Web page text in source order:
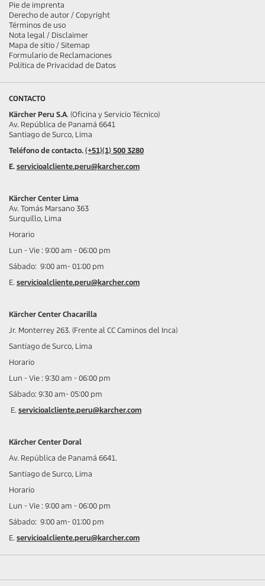
Pie de imprenta
Derecho de autor / Copyright
Términos de uso
Nota legal / Disclaimer
Mapa de sitio / Sitemap
Formulario de Reclamaciones
Política de Privacidad de Datos
CONTACTO
Kärcher Peru S.A. (Oficina y Servicio Técnico)
Av. República de Panamá 6641
Santiago de Surco, Lima
Teléfono de contacto. (+51)(1) 500 3280
E. servicioalcliente.peru@karcher.com
Kärcher Center Lima
Av. Tomás Marsano 363
Surquillo, Lima
Horario
Lun - Vie : 9:00 am - 06:00 pm
Sábado: 9:00 am- 01:00 pm
E. servicioalcliente.peru@karcher.com
Kärcher Center Chacarilla
Jr. Monterrey 263. (Frente al CC Caminos del Inca)
Santiago de Surco, Lima
Horario
Lun - Vie : 9:30 am - 06:00 pm
Sábado: 9:30 am- 05:00 pm
E. servicioalcliente.peru@karcher.com
Kärcher Center Doral
Av. República de Panamá 6641.
Santiago de Surco, Lima
Horario
Lun - Vie : 9:00 am - 06:00 pm
Sábado: 9:00 am- 01:00 pm
E. servicioalcliente.peru@karcher.com